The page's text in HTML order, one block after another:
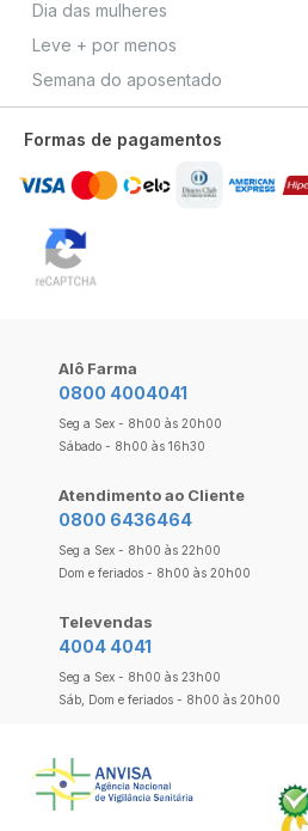
Dia das mulheres
Leve + por menos
Semana do aposentado
Formas de pagamentos
Alô Farma
0800 4004041
Seg a Sex - 8h00 às 20h00
Sábado - 8h00 às 16h30
Atendimento ao Cliente
0800 6436464
Seg a Sex - 8h00 às 22h00
Dom e feriados - 8h00 às 20h00
Televendas
4004 4041
Seg a Sex - 8h00 às 23h00
Sáb, Dom e feriados - 8h00 às 20h00